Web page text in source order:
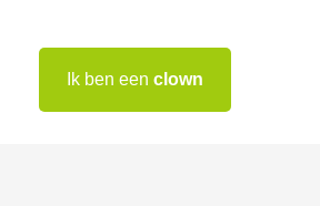
Ik ben een clown